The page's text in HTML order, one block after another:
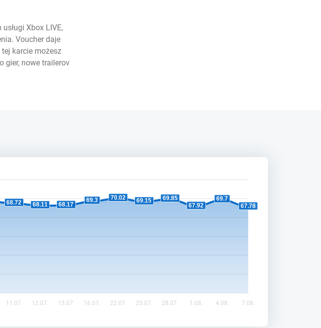
Xbox LIVE,
Voucher daje
karcie możesz
gier, nowe trailerov
68.72 68.11 68.17
69.3 70.02 69.15
69.85
67.92
69.7
67.78
11.07. 12.07. 13.07. 16.07. 22.07. 25.07. 28.07. 1.08. 4.08. 7.08.